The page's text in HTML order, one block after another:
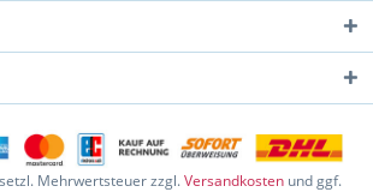
Mehrwertsteuer zzgl.Versandkosten und ggf.